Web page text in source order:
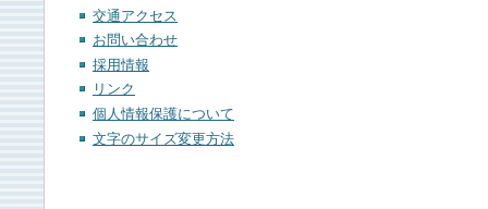
交通アクセス
お問い合わせ
採用情報
リンク
個人情報保護について
文字のサイズ変更方法